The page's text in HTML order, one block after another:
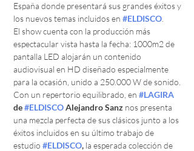
España donde presentará sus grandes éxitos y
los nuevos temas incluidos en #ELDISCO
El show cuenta con la producción más
espectacular vista hasta la fecha: 1000m2 de
pantalla LED alojarán un contenido
audiovisual en HD diseñado especialmente
para la ocasión, unido a 250.000 W de sonido.
Con un repertorio equilibrado, en #LAGIRA
de #ELDISCO Alejandro Sanz nos presenta
una mezcla perfecta de sus clásicos junto a los
éxitos incluidos en su último trabajo de
estudio #ELDISCO, la esperada colección de